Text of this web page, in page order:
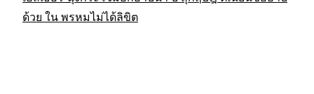
ด้วย ใน พรหมไม่ได้ลิขิต